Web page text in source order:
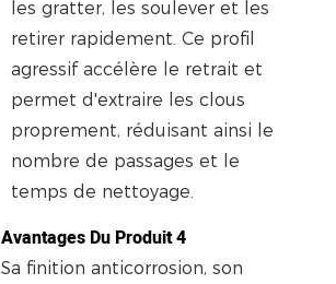
les gratter, les soulever et les
retirer rapidement. Ce profil
agressif accélère le retrait et
permet d'extraire les clous
proprement, réduisant ainsi le
nombre de passages et le
temps de nettoyage.
Avantages Du Produit 4
Sa finition anticorrosion, son